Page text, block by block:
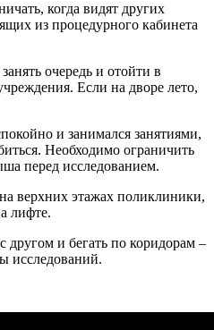
когда видят других
из процедурного кабинета
очередь и отойти в
Если на дворе лето,
и занимался занятиями,
Необходимо ограничить
перед исследованием.
верхних этажах поликлиники,
лифте.
другом и бегать по коридорам –
исследований.